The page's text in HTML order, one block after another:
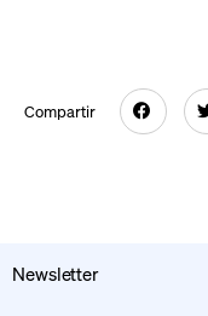
Compartir
Newsletter